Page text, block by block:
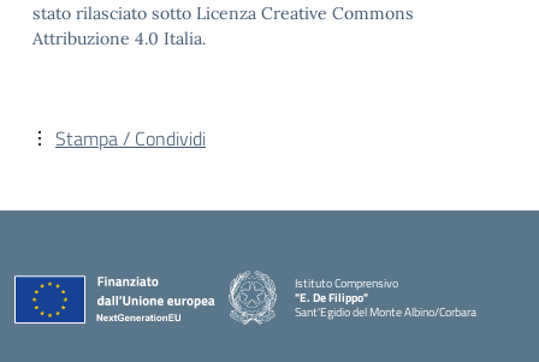
stato rilasciato sotto Licenza Creative Commons
Attribuzione 4.0 Italia.
Stampa / Condividi
Istituto Comprensivo
"E. De Filippo"
Sant'Egidio del Monte Albino/Corbara